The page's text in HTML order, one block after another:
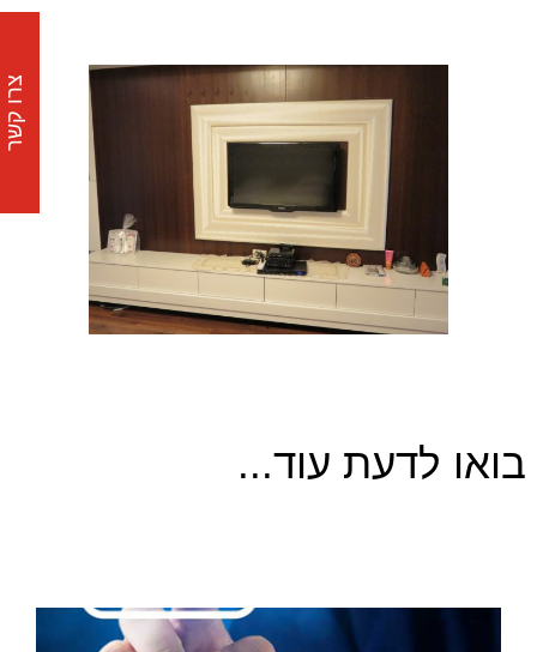
בואו לדעת עוד...
צרו קשר